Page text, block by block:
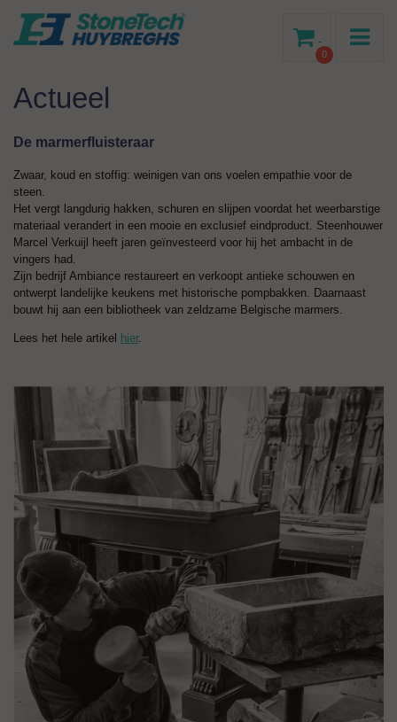
0
-
Actueel
De marmerfluisteraar
Zwaar, koud en stoffig: weinigen van ons voelen empathie voor de
steen.
Het vergt langdurig hakken, schuren en slijpen voordat het weerbarstige
materiaal verandert in een mooie en exclusief eindproduct. Steenhouwer
Marcel Verkuijl heeft jaren geïnvesteerd voor hij het ambacht in de
vingers had.
Zijn bedrijf Ambiance restaureert en verkoopt antieke schouwen en
ontwerpt landelijke keukens met historische pompbakken. Daarnaast
bouwt hij aan een bibliotheek van zeldzame Belgische marmers.
Lees het hele artikel hier.